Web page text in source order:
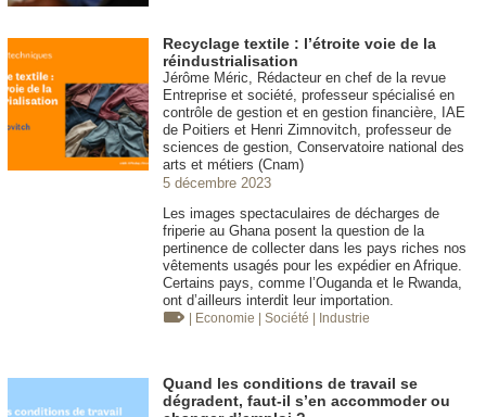
Recyclage textile : l’étroite voie de la
réindustrialisation
Jérôme Méric, Rédacteur en chef de la revue
Entreprise et société, professeur spécialisé en
contrôle de gestion et en gestion financière, IAE
de Poitiers et Henri Zimnovitch, professeur de
sciences de gestion, Conservatoire national des
arts et métiers (Cnam)
5 décembre 2023
Les images spectaculaires de décharges de
friperie au Ghana posent la question de la
pertinence de collecter dans les pays riches nos
vêtements usagés pour les expédier en Afrique.
Certains pays, comme l’Ouganda et le Rwanda,
ont d’ailleurs interdit leur importation.
| Economie | Société | Industrie
Quand les conditions de travail se
dégradent, faut-il s’en accommoder ou